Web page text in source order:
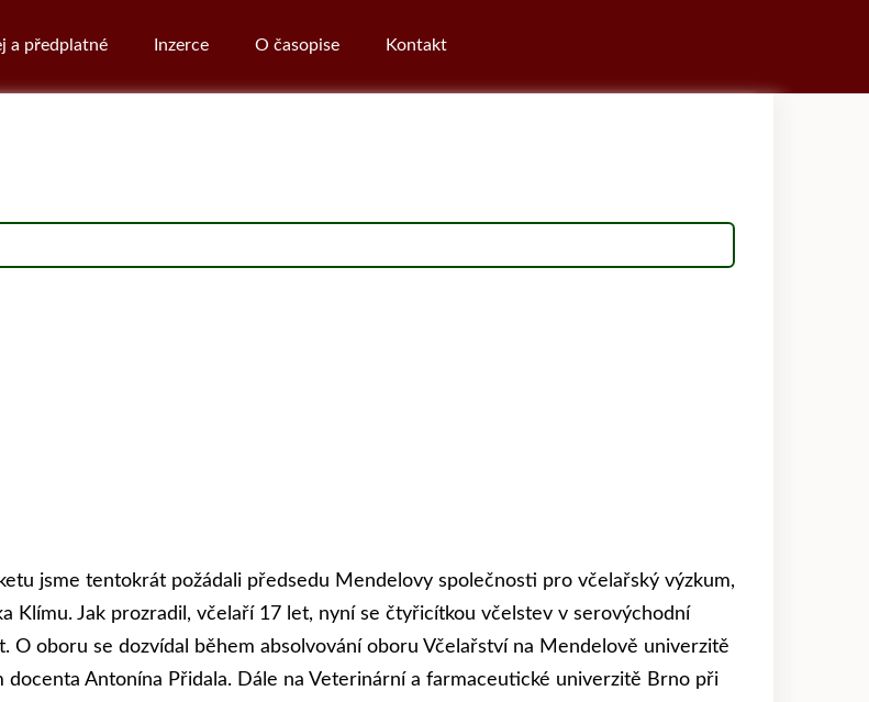
a předplatné Inzerce O časopise Kontakt
jsme tentokrát požádali předsedu Mendelovy společnosti pro včelařský výzkum,
Klímu. Jak prozradil, včelaří 17 let, nyní se čtyřicítkou včelstev v serovýchodní
O oboru se dozvídal během absolvování oboru Včelařství na Mendelově univerzitě
docenta Antonína Přidala. Dále na Veterinární a farmaceutické univerzitě Brno při